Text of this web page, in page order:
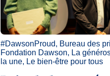
#DawsonProud, Bureau des
Fondation Dawson, La
la une, Le bien-être pour tous